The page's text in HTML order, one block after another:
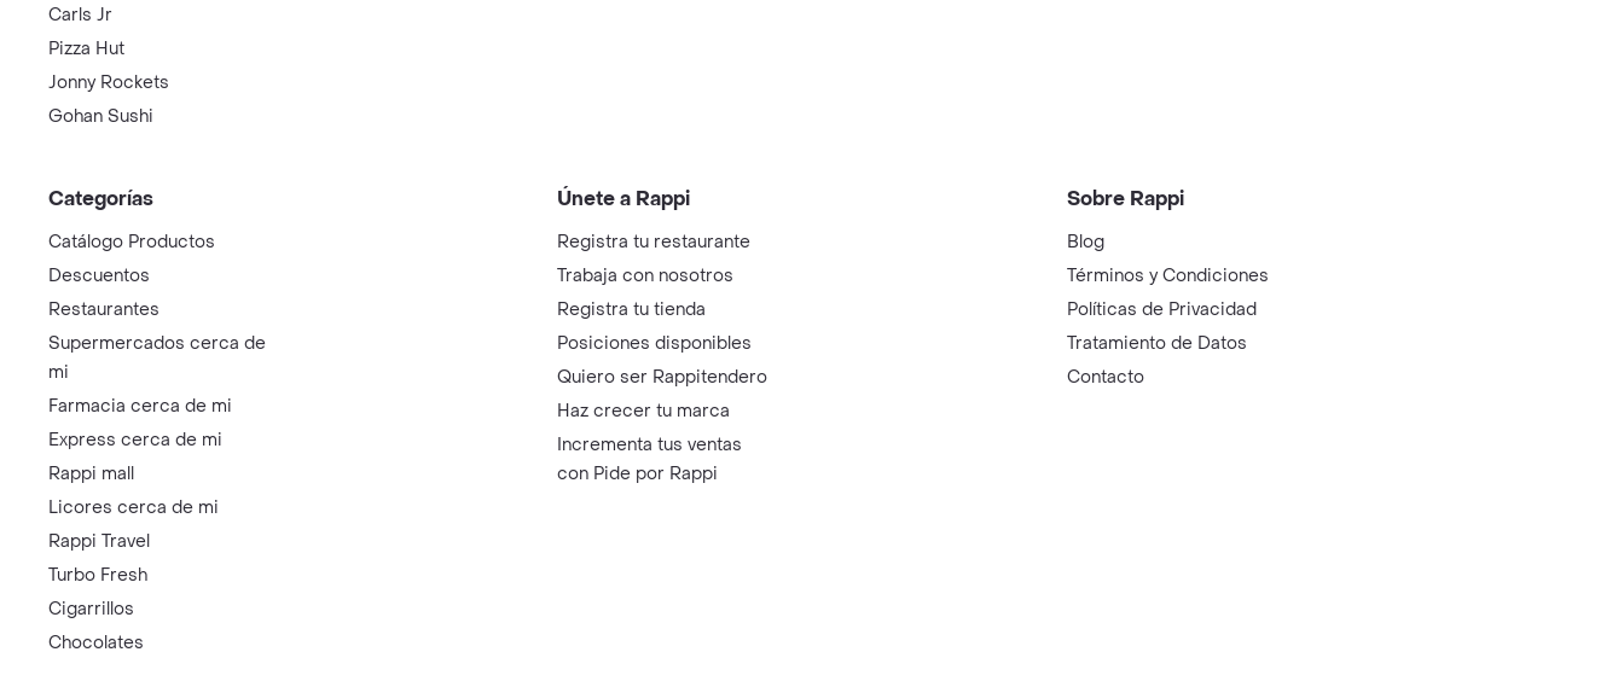
Carls Jr
Pizza Hut
Jonny Rockets
Gohan Sushi
Categorías
Catálogo Productos
Descuentos
Restaurantes
Supermercados cerca de
mi
Farmacia cerca de mi
Express cerca de mi
Rappi mall
Licores cerca de mi
Rappi Travel
Turbo Fresh
Cigarrillos
Chocolates
Únete a Rappi
Registra tu restaurante
Trabaja con nosotros
Registra tu tienda
Posiciones disponibles
Quiero ser Rappitendero
Haz crecer tu marca
Incrementa tus ventas
con Pide por Rappi
Sobre Rappi
Blog
Términos y Condiciones
Políticas de Privacidad
Tratamiento de Datos
Contacto